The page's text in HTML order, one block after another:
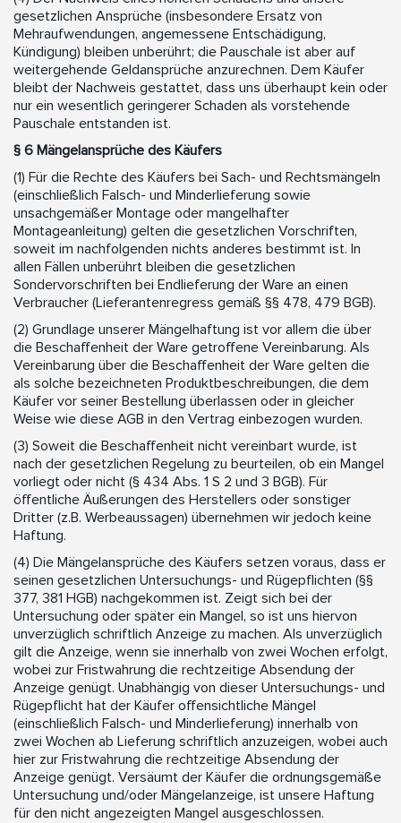
gesetzlichen Ansprüche (insbesondere Ersatz von
Mehraufwendungen, angemessene Entschädigung,
Kündigung) bleiben unberührt; die Pauschale ist aber auf
weitergehende Geldansprüche anzurechnen. Dem Käufer
bleibt der Nachweis gestattet, dass uns überhaupt kein oder
nur ein wesentlich geringerer Schaden als vorstehende
Pauschale entstanden ist.
§ 6 Mängelansprüche des Käufers
(1) Für die Rechte des Käufers bei Sach- und Rechtsmängeln
(einschließlich Falsch- und Minderlieferung sowie
unsachgemäßer Montage oder mangelhafter
Montageanleitung) gelten die gesetzlichen Vorschriften,
soweit im nachfolgenden nichts anderes bestimmt ist. In
allen Fällen unberührt bleiben die gesetzlichen
Sondervorschriften bei Endlieferung der Ware an einen
Verbraucher (Lieferantenregress gemäß §§ 478, 479 BGB).
(2) Grundlage unserer Mängelhaftung ist vor allem die über
die Beschaffenheit der Ware getroffene Vereinbarung. Als
Vereinbarung über die Beschaffenheit der Ware gelten die
als solche bezeichneten Produktbeschreibungen, die dem
Käufer vor seiner Bestellung überlassen oder in gleicher
Weise wie diese AGB in den Vertrag einbezogen wurden.
(3) Soweit die Beschaffenheit nicht vereinbart wurde, ist
nach der gesetzlichen Regelung zu beurteilen, ob ein Mangel
vorliegt oder nicht (§ 434 Abs. 1 S 2 und 3 BGB). Für
öffentliche Äußerungen des Herstellers oder sonstiger
Dritter (z.B. Werbeaussagen) übernehmen wir jedoch keine
Haftung.
(4) Die Mängelansprüche des Käufers setzen voraus, dass er
seinen gesetzlichen Untersuchungs- und Rügepflichten (§§
377, 381 HGB) nachgekommen ist. Zeigt sich bei der
Untersuchung oder später ein Mangel, so ist uns hiervon
unverzüglich schriftlich Anzeige zu machen. Als unverzüglich
gilt die Anzeige, wenn sie innerhalb von zwei Wochen erfolgt,
wobei zur Fristwahrung die rechtzeitige Absendung der
Anzeige genügt. Unabhängig von dieser Untersuchungs- und
Rügepflicht hat der Käufer offensichtliche Mängel
(einschließlich Falsch- und Minderlieferung) innerhalb von
zwei Wochen ab Lieferung schriftlich anzuzeigen, wobei auch
hier zur Fristwahrung die rechtzeitige Absendung der
Anzeige genügt. Versäumt der Käufer die ordnungsgemäße
Untersuchung und/oder Mängelanzeige, ist unsere Haftung
für den nicht angezeigten Mangel ausgeschlossen.